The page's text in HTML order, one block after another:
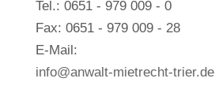
Tel.: 0651 - 979 009 - 0
Fax: 0651 - 979 009 - 28
E-Mail:
info@anwalt-mietrecht-trier.de